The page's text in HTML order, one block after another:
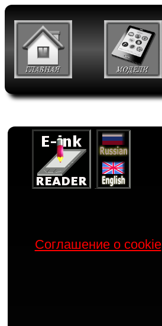
Соглашение о cookie